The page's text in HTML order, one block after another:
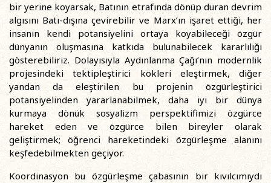
bir yerine koyarsak, Batının etrafında dönüp duran devrim
algısını Batı-dışına çevirebilir ve Marx’ın işaret ettiği, her
insanın kendi potansiyelini ortaya koyabileceği özgür
dünyanın oluşmasına katkıda bulunabilecek kararlılığı
gösterebiliriz. Dolayısıyla Aydınlanma Çağı’nın modernlik
projesindeki tektipleştirici kökleri eleştirmek, diğer
yandan da eleştirilen bu projenin özgürleştirici
potansiyelinden yararlanabilmek, daha iyi bir dünya
kurmaya dönük sosyalizm perspektifimizi özgürce
hareket eden ve özgürce bilen bireyler olarak
geliştirmek; öğrenci hareketindeki özgürleşme alanını
keşfedebilmekten geçiyor.
Koordinasyon bu özgürleşme çabasının bir kıvılcımıydı